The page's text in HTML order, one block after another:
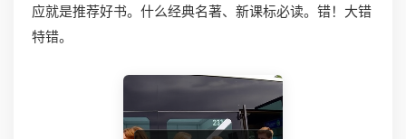
应就是推荐好书。什么经典名著、新课标必读。错！大错
特错。